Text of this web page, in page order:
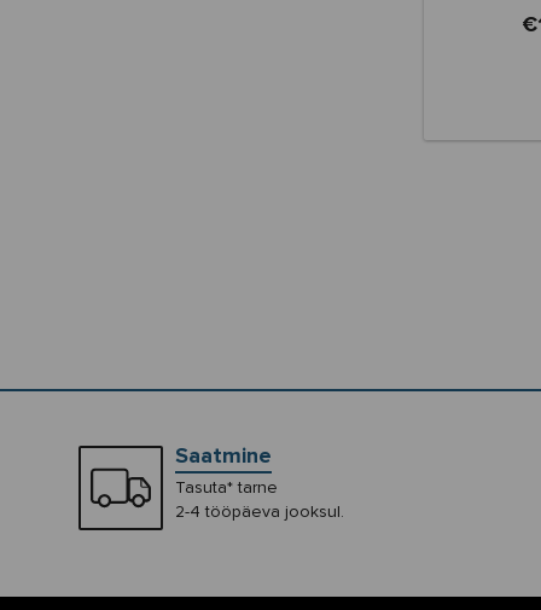
Saatmine
Tasuta* tarne
2-4 tööpäeva jooksul.